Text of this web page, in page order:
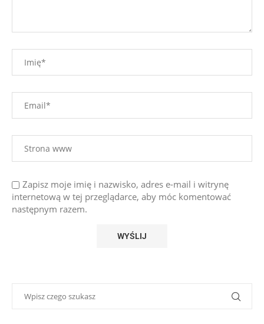
Zapisz moje imię i nazwisko, adres e-mail i witrynę
internetową w tej przeglądarce, aby móc komentować
następnym razem.